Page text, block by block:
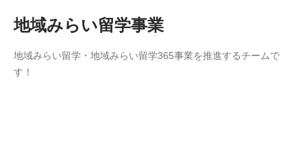
地域みらい留学事業
地域みらい留学・地域みらい留学365事業を推進するチームで
す！